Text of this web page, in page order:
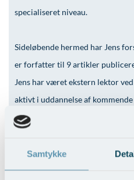
Samtykke
Lunge-astma-allergi
Neurologi (hjerne-
Onkologi
Ar og strækmærker
Aldersprægede
Kropsforyngelse og
Prisliste
Skriv dig op
Udskrivelse
Kontakt os & Find vej
Parkering og
Persondatapolitik på
specialiseret niveau.
Sideløbende hermed har Jens
er forfatter til 9 artikler
Jens har været ekstern lektor
aktivt i uddannelse af
han er engageret i
Erfaring